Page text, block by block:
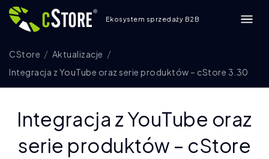
Ekosystem sprzedaży B2B
CStore
Aktualizacje
Integracja z YouTube oraz serie produktów – cStore 3.30
Integracja z YouTube oraz
serie produktów – cStore